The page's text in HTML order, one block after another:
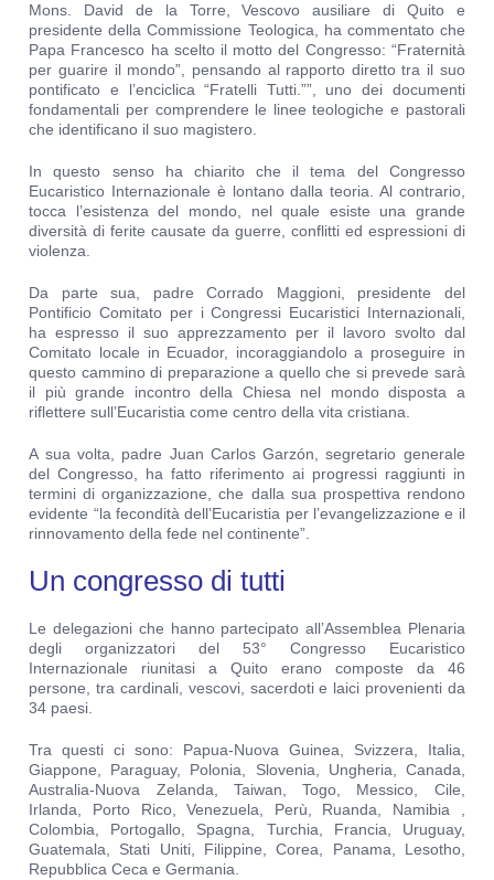
Mons. David de la Torre, Vescovo ausiliare di Quito e
presidente della Commissione Teologica, ha commentato che
Papa Francesco ha scelto il motto del Congresso: “Fraternità
per guarire il mondo”, pensando al rapporto diretto tra il suo
pontificato e l’enciclica “Fratelli Tutti.””, uno dei documenti
fondamentali per comprendere le linee teologiche e pastorali
che identificano il suo magistero.
In questo senso ha chiarito che il tema del Congresso
Eucaristico Internazionale è lontano dalla teoria. Al contrario,
tocca l’esistenza del mondo, nel quale esiste una grande
diversità di ferite causate da guerre, conflitti ed espressioni di
violenza.
Da parte sua, padre Corrado Maggioni, presidente del
Pontificio Comitato per i Congressi Eucaristici Internazionali,
ha espresso il suo apprezzamento per il lavoro svolto dal
Comitato locale in Ecuador, incoraggiandolo a proseguire in
questo cammino di preparazione a quello che si prevede sarà
il più grande incontro della Chiesa nel mondo disposta a
riflettere sull’Eucaristia come centro della vita cristiana.
A sua volta, padre Juan Carlos Garzón, segretario generale
del Congresso, ha fatto riferimento ai progressi raggiunti in
termini di organizzazione, che dalla sua prospettiva rendono
evidente “la fecondità dell’Eucaristia per l’evangelizzazione e il
rinnovamento della fede nel continente”.
Un congresso di tutti
Le delegazioni che hanno partecipato all’Assemblea Plenaria
degli organizzatori del 53° Congresso Eucaristico
Internazionale riunitasi a Quito erano composte da 46
persone, tra cardinali, vescovi, sacerdoti e laici provenienti da
34 paesi.
Tra questi ci sono: Papua-Nuova Guinea, Svizzera, Italia,
Giappone, Paraguay, Polonia, Slovenia, Ungheria, Canada,
Australia-Nuova Zelanda, Taiwan, Togo, Messico, Cile,
Irlanda, Porto Rico, Venezuela, Perù, Ruanda, Namibia ,
Colombia, Portogallo, Spagna, Turchia, Francia, Uruguay,
Guatemala, Stati Uniti, Filippine, Corea, Panama, Lesotho,
Repubblica Ceca e Germania.